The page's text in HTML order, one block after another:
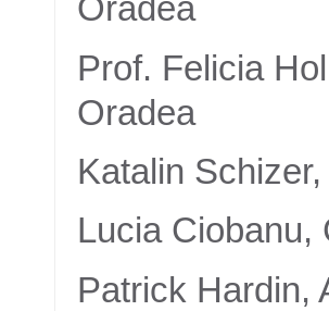
Oradea
Prof. Felicia
Oradea
Katalin
Lucia Ciobanu,
Patrick Hardin,